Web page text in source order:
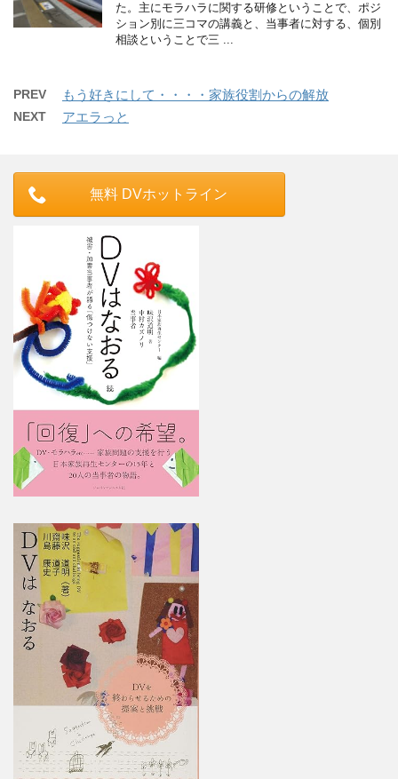
た。主にモラハラに関する研修ということで、ポジ
ション別に三コマの講義と、当事者に対する、個別
相談ということで三 ...
PREV もう好きにして・・・・家族役割からの解放
NEXT アエラっと
無料 DVホットライン